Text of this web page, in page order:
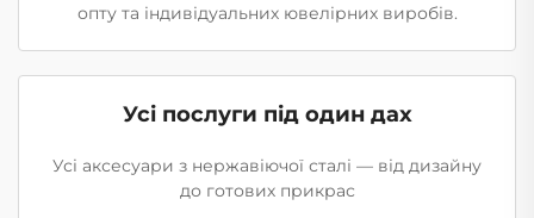
опту та індивідуальних ювелірних виробів.
Усі послуги під один дах
Усі аксесуари з нержавіючої сталі — від дизайну
до готових прикрас